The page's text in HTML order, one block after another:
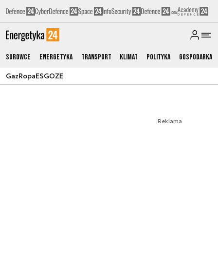
Surowce Energetyka Transport Klimat Polityka Gospodarka
GazRopaESGOZE
Reklama